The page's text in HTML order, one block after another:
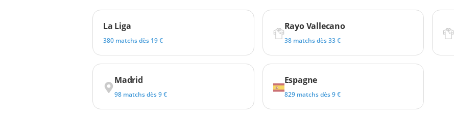
La Liga
380 matchs dès 19 €
Rayo Vallecano
38 matchs dès 33 €
Madrid
98 matchs dès 9 €
Espagne
829 matchs dès 9 €